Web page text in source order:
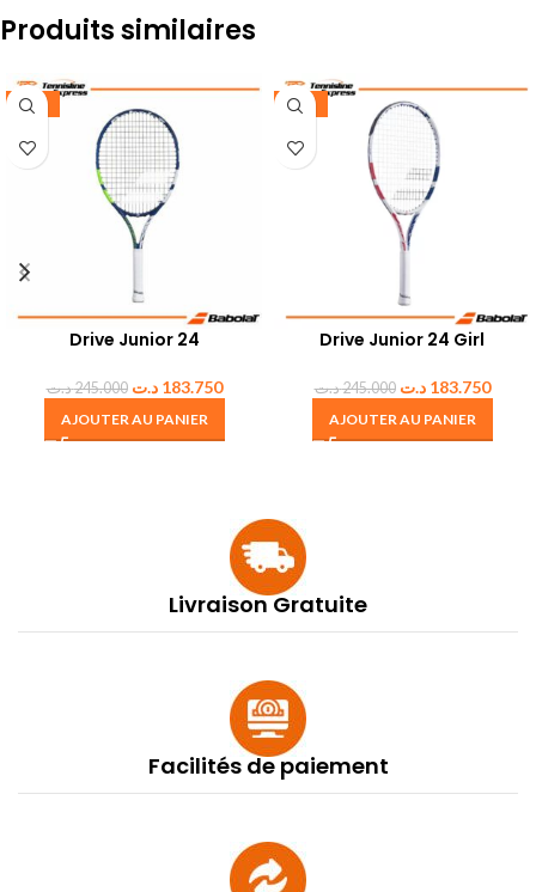
Produits similaires
-25%
Drive Junior 24
245.000د.ت 183.750 د.ت
AJOUTER AU PANIER
-25%
Drive Junior 24 Girl
245.000د.ت 183.750 د.ت
AJOUTER AU PANIER
Livraison Gratuite
Facilités de paiement